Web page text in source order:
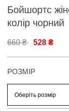
Бойшортс
колір чорний
660 ₴ 528 ₴
РОЗМІР